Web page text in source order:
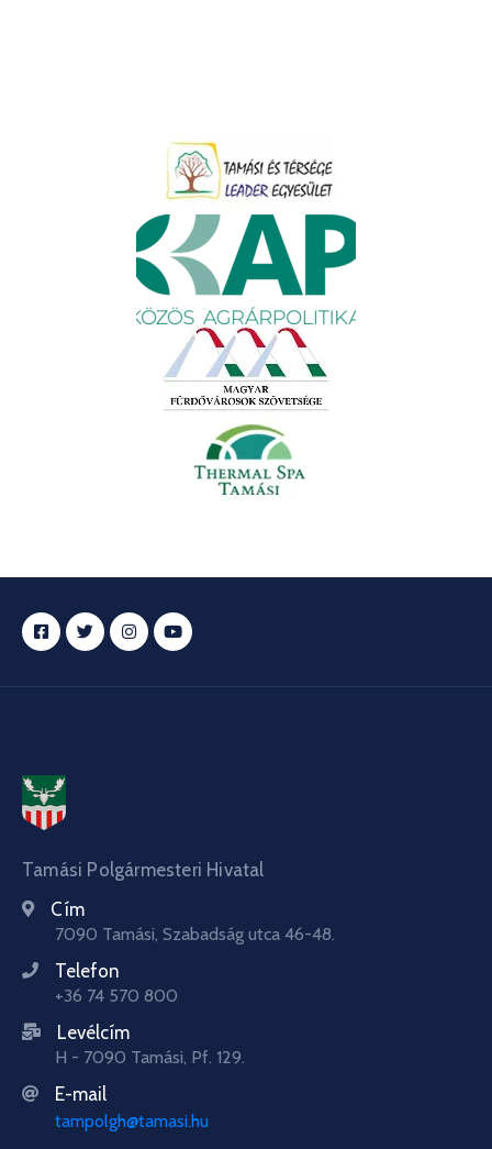
Tamási Polgármesteri Hivatal
Cím
7090 Tamási, Szabadság utca 46-48.
Telefon
+36 74 570 800
Levélcím
H - 7090 Tamási, Pf. 129.
E-mail
tampolgh@tamasi.hu